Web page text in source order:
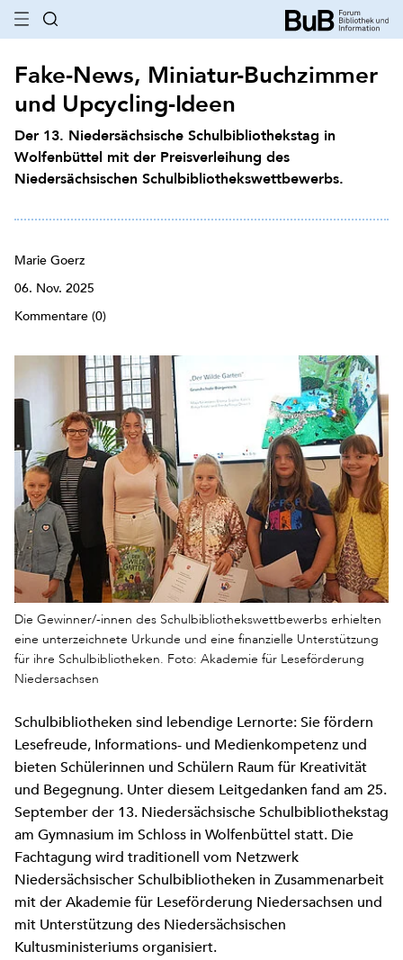
Fake-News, Miniatur-Buchzimmer
und Upcycling-Ideen
Der 13. Niedersächsische Schulbibliothekstag in
Wolfenbüttel mit der Preisverleihung des
Niedersächsischen Schulbibliothekswettbewerbs.
Marie Goerz
06. Nov. 2025
Kommentare (0)
Die Gewinner/-innen des Schulbibliothekswettbewerbs erhielten
eine unterzeichnete Urkunde und eine finanzielle Unterstützung
für ihre Schulbibliotheken. Foto: Akademie für Leseförderung
Niedersachsen
Schulbibliotheken sind lebendige Lernorte: Sie fördern
Lesefreude, Informations- und Medienkompetenz und
bieten Schülerinnen und Schülern Raum für Kreativität
und Begegnung. Unter diesem Leitgedanken fand am 25.
September der 13. Niedersächsische Schulbibliothekstag
am Gymnasium im Schloss in Wolfenbüttel statt. Die
Fachtagung wird traditionell vom Netzwerk
Niedersächsischer Schulbibliotheken in Zusammenarbeit
mit der Akademie für Leseförderung Niedersachsen und
mit Unterstützung des Niedersächsischen
Kultusministeriums organisiert.